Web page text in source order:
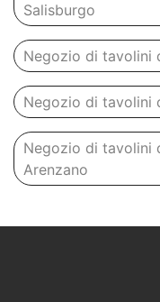
Salisburgo
Negozio di tavolini
Negozio di tavolini
Negozio di tavolini
Arenzano